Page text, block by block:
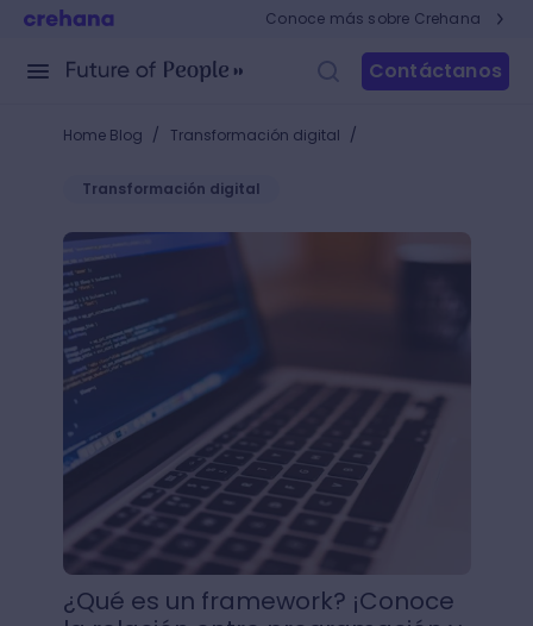
Conoce más sobre Crehana
Contáctanos
Home Blog / Transformación digital /
Transformación digital
¿Qué es un framework? ¡Conoce la relación entre
¿Qué es un framework? ¡Conoce